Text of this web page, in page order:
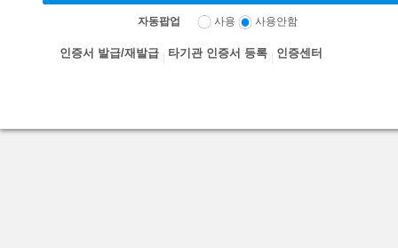
자동팝업 사용 사용안함
인증서 발급/재발급 타기관 인증서 등록 인증센터